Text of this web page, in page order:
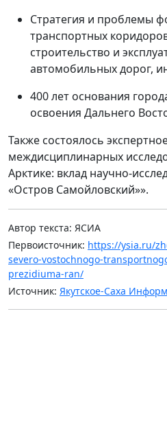
Стратегия и проблемы
транспортных
строительство и
автомобильных дорог,
400 лет основания
освоения Дальнего
Также состоялось
междисциплинарных
Арктике: вклад научно-
«Остров Самойловский»».
Автор текста: ЯСИА
Первоисточник: https://ysia.ru/
severo-vostochnogo-
prezidiuma-ran/
Источник: Якутское-Саха